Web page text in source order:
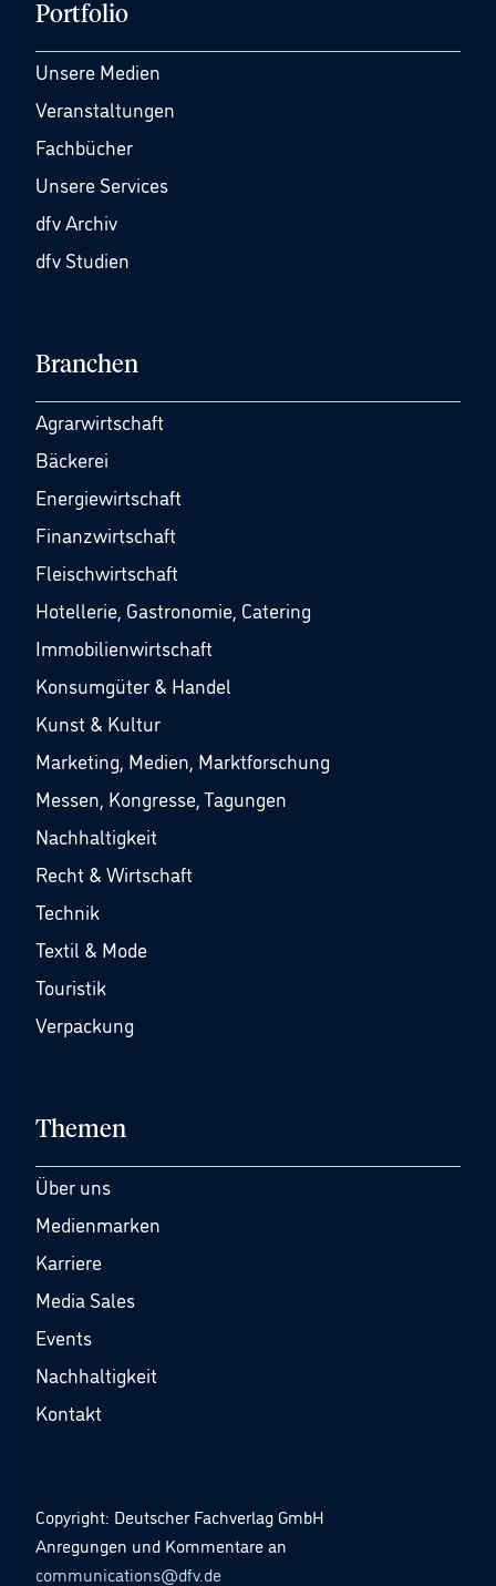
Portfolio
Unsere Medien
Veranstaltungen
Fachbücher
Unsere Services
dfv Archiv
dfv Studien
Branchen
Agrarwirtschaft
Bäckerei
Energiewirtschaft
Finanzwirtschaft
Fleischwirtschaft
Hotellerie, Gastronomie, Catering
Immobilienwirtschaft
Konsumgüter & Handel
Kunst & Kultur
Marketing, Medien, Marktforschung
Messen, Kongresse, Tagungen
Nachhaltigkeit
Recht & Wirtschaft
Technik
Textil & Mode
Touristik
Verpackung
Themen
Über uns
Medienmarken
Karriere
Media Sales
Events
Nachhaltigkeit
Kontakt
Copyright: Deutscher Fachverlag GmbH
Anregungen und Kommentare an
communications@dfv.de